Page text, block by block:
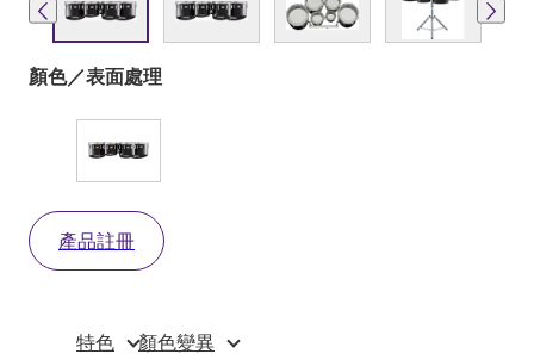
顏色／表面處理
產品註冊
特色 顏色變異